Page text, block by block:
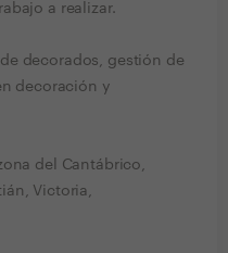
a realizar.
decorados, gestión de
decoración y
del Cantábrico,
Victoria,